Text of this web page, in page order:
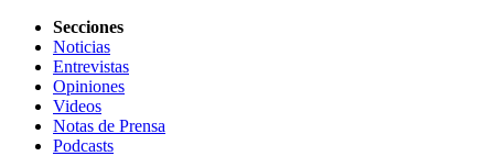
Secciones
Noticias
Entrevistas
Opiniones
Videos
Notas de Prensa
Podcasts